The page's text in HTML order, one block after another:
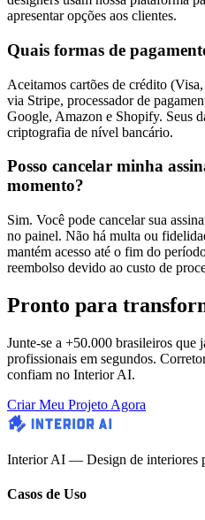
apresentar opções aos clientes.
Quais formas de
Aceitamos cartões de crédito
via Stripe, processador de
Google, Amazon e Shopify. Seus
criptografia de nível bancário.
Posso cancelar minha
momento?
Sim. Você pode cancelar sua
no painel. Não há multa ou
mantém acesso até o fim do
reembolso devido ao custo de
Pronto para
Junte-se a +50.000 brasileiros que
profissionais em segundos.
confiam no Interior AI.
Criar Meu Projeto Agora
Interior AI — Design de interiores
Casos de Uso